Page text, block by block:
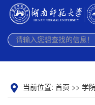
当前位置: 首页 >> 学